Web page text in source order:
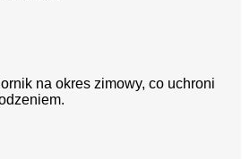
na okres zimowy, co uchroni